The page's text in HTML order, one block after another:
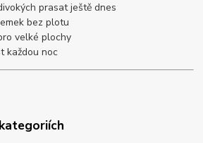
prasat ještě dnes
bez plotu
velké plochy
každou noc